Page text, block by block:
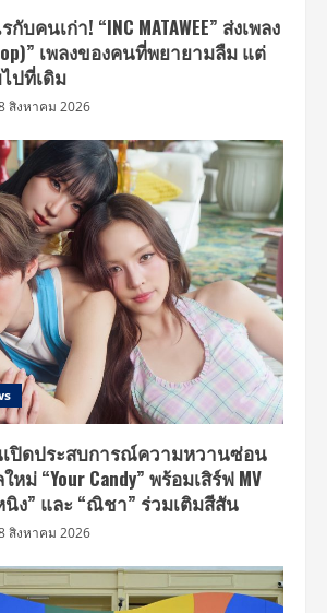
บคนเก่า! “INC MATAWEE” ส่งเพลง
เพลงของคนที่พยายามลืม แต่
ปที่เดิม
สิงหาคม 2026
นเปิดประสบการณ์ความหวานซ่อน
หม่ “Your Candy” พร้อมเสิร์ฟ MV
นิง” และ “ณิชา” ร่วมเติมสีสัน
สิงหาคม 2026